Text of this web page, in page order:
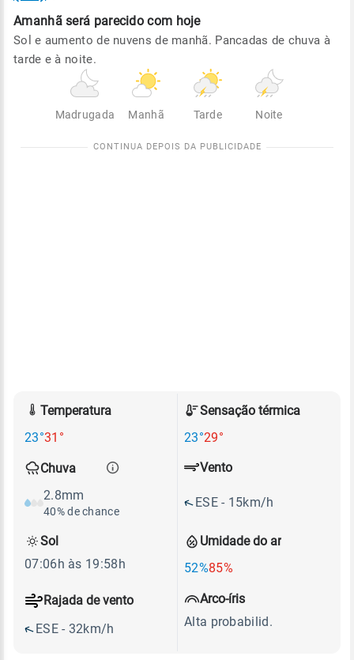
Amanhã será parecido com hoje
Sol e aumento de nuvens de manhã. Pancadas de chuva à
tarde e à noite.
Madrugada Manhã Tarde Noite
Temperatura
23°31°
Sensação térmica
23°29°
Chuva
2.8mm
40% de chance
Umidade do ar
52%85%
Vento
ESE - 15km/h
Rajada de vento
ESE - 32km/h
Sol
07:06h às 19:58h
Arco-íris
Alta probabilid.